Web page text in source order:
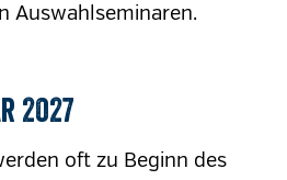
Auswahlseminaren.
2027
oft zu Beginn des